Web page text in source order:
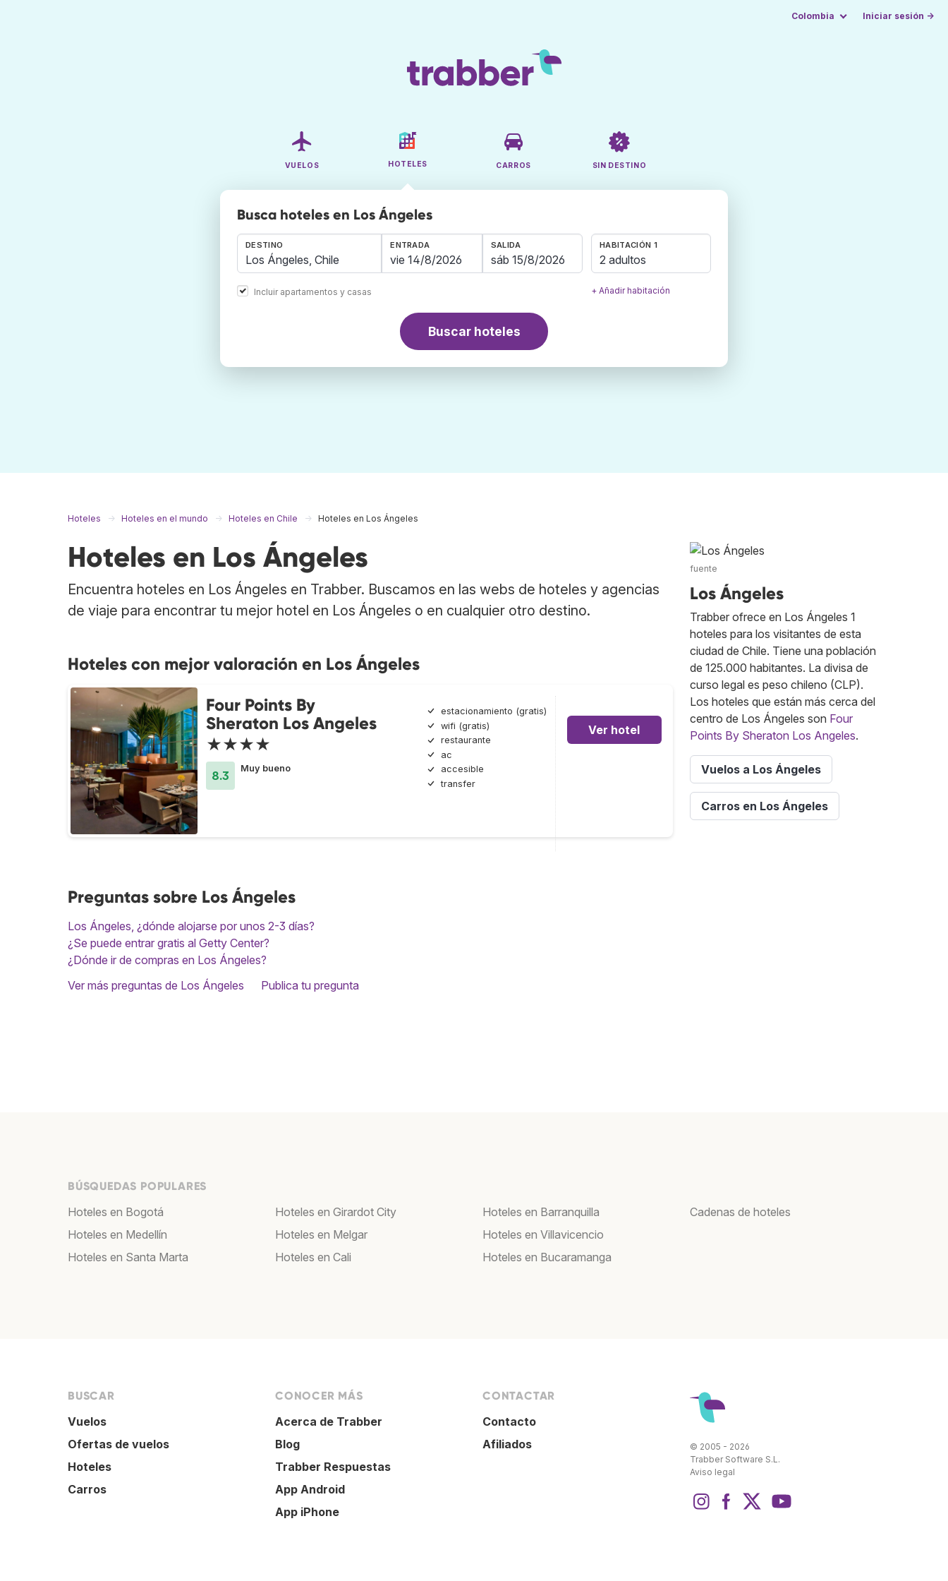
Colombia Iniciar sesión →
VUELOS HOTELES CARROS SIN DESTINO
Busca hoteles en Los Ángeles
DESTINO
Incluir apartamentos y casas
ENTRADA SALIDA HABITACIÓN 1
2 adultos
+ Añadir habitación
Buscar hoteles
Hoteles Hoteles en el mundo Hoteles en Chile Hoteles en Los Ángeles
Hoteles en Los Ángeles
Encuentra hoteles en Los Ángeles en Trabber. Buscamos en las webs de hoteles y agencias
de viaje para encontrar tu mejor hotel en Los Ángeles o en cualquier otro destino.
Hoteles con mejor valoración en Los Ángeles
Four Points By
Sheraton Los Angeles
★★★★
8.3
Muy bueno
estacionamiento (gratis)
wifi (gratis)
restaurante
ac
accesible
transfer
Ver hotel
Preguntas sobre Los Ángeles
Los Ángeles, ¿dónde alojarse por unos 2-3 días?
¿Se puede entrar gratis al Getty Center?
¿Dónde ir de compras en Los Ángeles?
Ver más preguntas de Los Ángeles
Publica tu pregunta
fuente
Los Ángeles
Trabber ofrece en Los Ángeles 1
hoteles para los visitantes de esta
ciudad de Chile. Tiene una población
de 125.000 habitantes. La divisa de
curso legal es peso chileno (CLP).
Los hoteles que están más cerca del
centro de Los Ángeles son Four
Points By Sheraton Los Angeles.
Vuelos a Los Ángeles
Carros en Los Ángeles
BÚSQUEDAS POPULARES
Hoteles en Bogotá
Hoteles en Medellín
Hoteles en Santa Marta
Hoteles en Girardot City
Hoteles en Melgar
Hoteles en Cali
Hoteles en Barranquilla
Hoteles en Villavicencio
Hoteles en Bucaramanga
Cadenas de hoteles
BUSCAR
Vuelos
Ofertas de vuelos
Hoteles
Carros
CONOCER MÁS
Acerca de Trabber
Blog
Trabber Respuestas
App Android
App iPhone
CONTACTAR
Contacto
Afiliados
© 2005 - 2026
Trabber Software S.L.
Aviso legal